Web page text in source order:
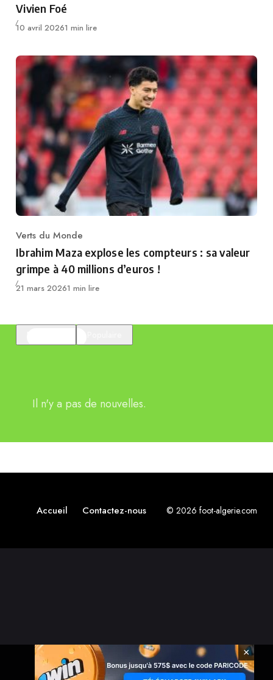
Vivien Foé
Publié
10 avril 20261 min lire
Category
Verts du Monde
Ibrahim Maza explose les compteurs : sa valeur
grimpe à 40 millions d’euros !
Publié
21 mars 20261 min lire
Il n'y a pas de nouvelles.
Accueil Contactez-nous © 2026 foot-algerie.com
×